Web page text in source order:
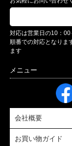
対応は営業日の10：
順番での対応となりま
ます
会社概要
お買い物ガイド